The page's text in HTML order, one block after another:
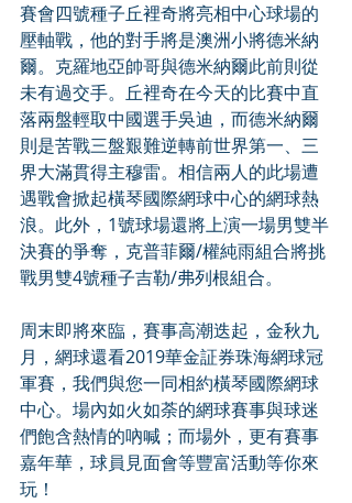
賽會四號種子丘裡奇將亮相中心球場的
壓軸戰，他的對手將是澳洲小將德米納
爾。克羅地亞帥哥與德米納爾此前則從
未有過交手。丘裡奇在今天的比賽中直
落兩盤輕取中國選手吳迪，而德米納爾
則是苦戰三盤艱難逆轉前世界第一、三
界大滿貫得主穆雷。相信兩人的此場遭
遇戰會掀起橫琴國際網球中心的網球熱
浪。此外，1號球場還將上演一場男雙半
決賽的爭奪，克普菲爾/權純雨組合將挑
戰男雙4號種子吉勒/弗列根組合。
周末即將來臨，賽事高潮迭起，金秋九
月，網球還看2019華金証券珠海網球冠
軍賽，我們與您一同相約橫琴國際網球
中心。場內如火如荼的網球賽事與球迷
們飽含熱情的吶喊；而場外，更有賽事
嘉年華，球員見面會等豐富活動等你來
玩！